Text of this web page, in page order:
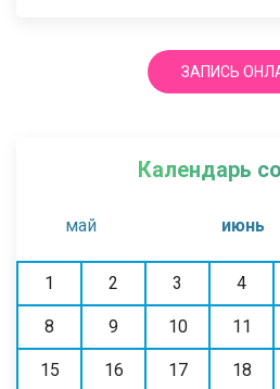
ЗАПИСЬ
Календарь
май июнь
1 2 3 4
8 9 10 11
15 16 17 18